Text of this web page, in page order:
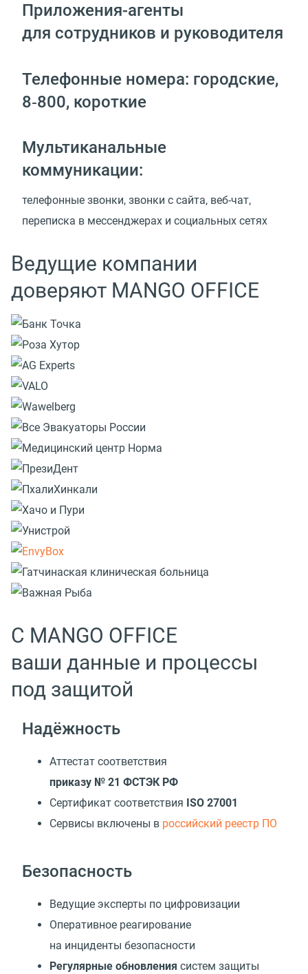
Приложения-агенты
для сотрудников и руководителя
Телефонные номера: городские,
8‑800, короткие
Мультиканальные
коммуникации:
телефонные звонки, звонки с сайта, веб-чат,
переписка в мессенджерах и социальных сетях
Ведущие компании
доверяют MANGO OFFICE
С MANGO OFFICE
ваши данные и процессы
под защитой
Надёжность
Аттестат соответствия
приказу № 21 ФСТЭК РФ
Сертификат соответствия ISO 27001
Cервисы включены в российский реестр ПО
Безопасность
Ведущие эксперты по цифровизации
Оперативное реагирование
на инциденты безопасности
Регулярные обновления систем защиты